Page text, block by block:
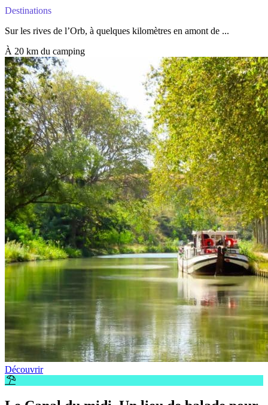
Destinations
Sur les rives de l’Orb, à quelques kilomètres en amont de ...
À 20 km du camping
Découvrir